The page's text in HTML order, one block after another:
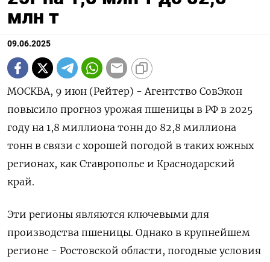
млн т
09.06.2025
МОСКВА, 9 июн (Рейтер) - Агентство СовЭкон
повысило прогноз урожая пшеницы в РФ в 2025
году на 1,8 миллиона тонн до 82,8 миллиона
тонн в связи с хорошей погодой в таких южных
регионах, как Ставрополье и Краснодарский
край.
Эти регионы являются ключевыми для
производства пшеницы. Однако в крупнейшем
регионе - Ростовской области, погодные условия